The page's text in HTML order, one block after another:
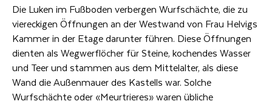
Die Luken im Fußboden verbergen Wurfschächte, die zu
viereckigen Öffnungen an der Westwand von Frau Helvigs
Kammer in der Etage darunter führen. Diese Öffnungen
dienten als Wegwerflöcher für Steine, kochendes Wasser
und Teer und stammen aus dem Mittelalter, als diese
Wand die Außenmauer des Kastells war. Solche
Wurfschächte oder «Meurtrieres» waren übliche